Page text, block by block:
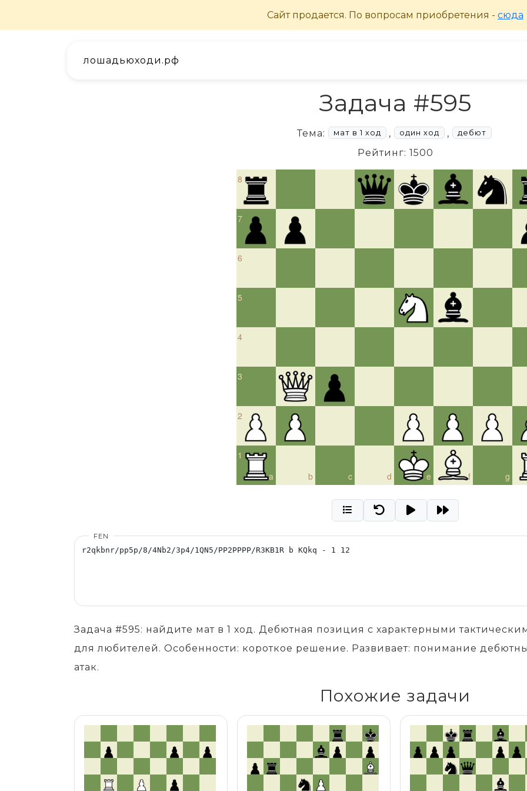
лошадьюходи.рф
Задача #595
Тема: мат в 1 ход , один ход , дебют
Рейтинг: 1500
8
7
6
5
4
3
2
a
1
b
c d e f g
FEN
Задача #595: найдите мат в 1 ход. Дебютная позиция с характерными
для любителей. Особенности: короткое решение. Развивает: понимание
атак.
Похожие задачи